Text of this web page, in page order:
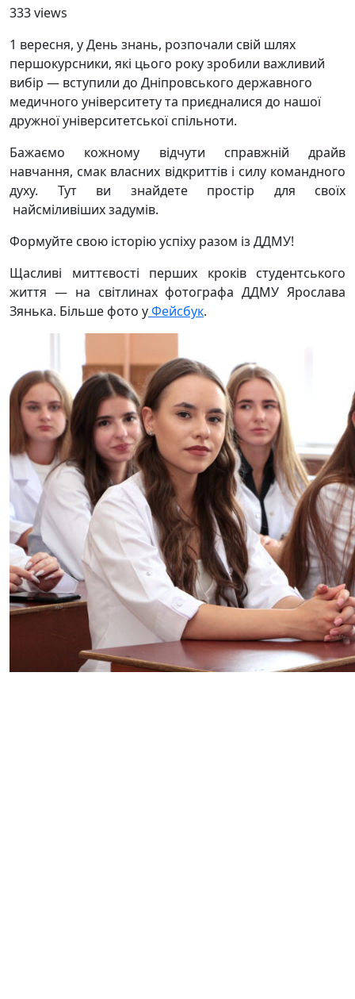
333 views
1 вересня, у День знань, розпочали свій шлях
першокурсники, які цього року зробили важливий
вибір ― вступили до Дніпровського державного
медичного університету та приєдналися до нашої
дружної університетської спільноти.
Бажаємо кожному відчути справжній драйв
навчання, смак власних відкриттів і силу командного
духу. Тут ви знайдете простір для своїх
найсміливіших задумів.
Формуйте свою історію успіху разом із ДДМУ!
Щасливі миттєвості перших кроків студентського
життя ― на світлинах фотографа ДДМУ Ярослава
Зянька. Більше фото уФейсбук.